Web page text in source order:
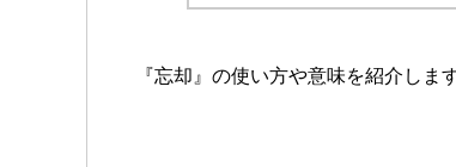
『忘却』の使い方や意味を紹介します